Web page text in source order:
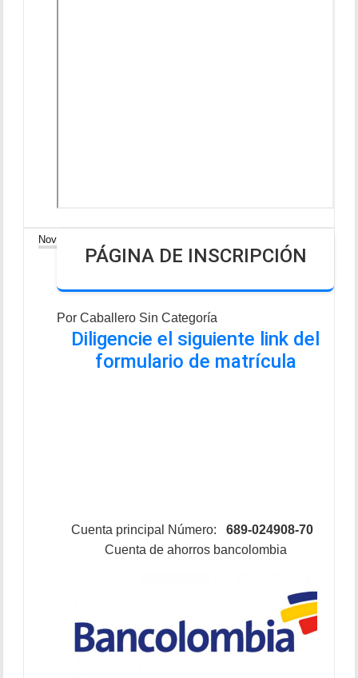
Nov
PÁGINA DE INSCRIPCIÓN
Por Caballero Sin Categoría
Diligencie el siguiente link del
formulario de matrícula
Cuenta principal Número: 689-024908-70
Cuenta de ahorros bancolombia